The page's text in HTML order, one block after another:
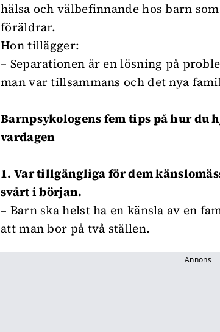
hälsa och välbefinnande hos barn
föräldrar.
Hon tillägger:
– Separationen är en lösning på
man var tillsammans och det nya
Barnpsykologens fem tips på hur du
vardagen
1. Var tillgängliga för dem
svårt i början.
– Barn ska helst ha en känsla av en
att man bor på två ställen.
Annons